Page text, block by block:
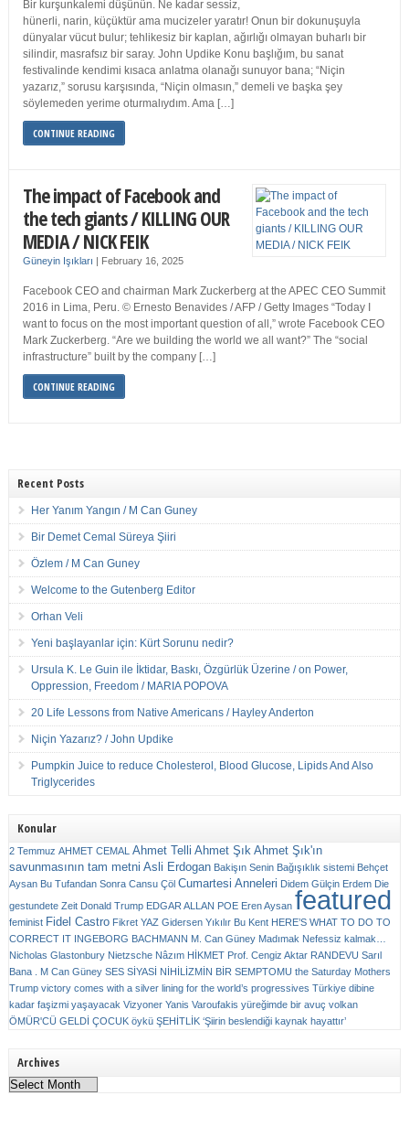
Bir kurşunkalemi düşünün. Ne kadar sessiz,
hünerli, narin, küçüktür ama mucizeler yaratır! Onun bir dokunuşuyla
dünyalar vücut bulur; tehlikesiz bir kaplan, ağırlığı olmayan buharlı bir
silindir, masrafsız bir saray. John Updike Konu başlığım, bu sanat
festivalinde kendimi kısaca anlatma olanağı sunuyor bana; “Niçin
yazarız,” sorusu karşısında, “Niçin olmasın,” demeli ve başka şey
söylemeden yerime oturmalıydım. Ama […]
CONTINUE READING
The impact of Facebook and
the tech giants / KILLING OUR
MEDIA / NICK FEIK
Güneyin Işıkları | February 16, 2025
Facebook CEO and chairman Mark Zuckerberg at the APEC CEO Summit
2016 in Lima, Peru. © Ernesto Benavides / AFP / Getty Images “Today I
want to focus on the most important question of all,” wrote Facebook CEO
Mark Zuckerberg. “Are we building the world we all want?” The “social
infrastructure” built by the company […]
CONTINUE READING
Recent Posts
Her Yanım Yangın / M Can Guney
Bir Demet Cemal Süreya Şiiri
Özlem / M Can Guney
Welcome to the Gutenberg Editor
Orhan Veli
Yeni başlayanlar için: Kürt Sorunu nedir?
Ursula K. Le Guin ile İktidar, Baskı, Özgürlük Üzerine / on Power,
Oppression, Freedom / MARIA POPOVA
20 Life Lessons from Native Americans / Hayley Anderton
Niçin Yazarız? / John Updike
Pumpkin Juice to reduce Cholesterol, Blood Glucose, Lipids And Also
Triglycerides
Konular
2 Temmuz AHMET CEMAL Ahmet Telli Ahmet Şık Ahmet Şık'ın
savunmasının tam metni Asli Erdogan Bakişın Senin Bağışıklık sistemi Behçet
Aysan Bu Tufandan Sonra Cansu Çöl Cumartesi Anneleri Didem Gülçin Erdem Die
gestundete Zeit Donald Trump EDGAR ALLAN POE Eren Aysan featured
feminist Fidel Castro Fikret YAZ Gidersen Yıkılır Bu Kent HERE’S WHAT TO DO TO
CORRECT IT INGEBORG BACHMANN M. Can Güney Madımak Nefessiz kalmak…
Nicholas Glastonbury Nietzsche Nâzım HİKMET Prof. Cengiz Aktar RANDEVU Sarıl
Bana . M Can Güney SES SİYASİ NİHİLİZMİN BİR SEMPTOMU the Saturday Mothers
Trump victory comes with a silver lining for the world’s progressives Türkiye dibine
kadar faşizmi yaşayacak Vizyoner Yanis Varoufakis yüreğimde bir avuç volkan
ÖMÜR'CÜ GELDİ ÇOCUK öykü ŞEHİTLİK ‘Şiirin beslendiği kaynak hayattır’
Archives
Archives